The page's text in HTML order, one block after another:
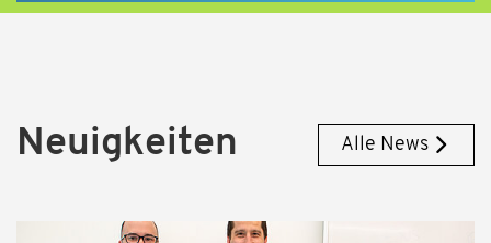
Neuigkeiten Alle News